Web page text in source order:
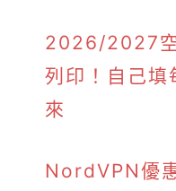
2026/2027
列印！自己填
來
NordVPN優